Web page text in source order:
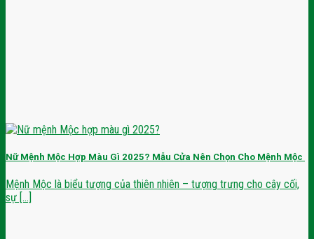
Nữ Mệnh Mộc Hợp Màu Gì 2025? Mẫu Cửa Nên Chọn Cho Mệnh Mộc
Mệnh Mộc là biểu tượng của thiên nhiên – tượng trưng cho cây cối,
sự [...]